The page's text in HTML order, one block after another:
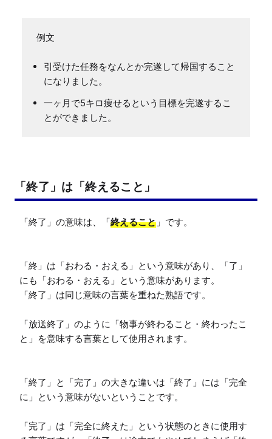
引受けた任務をなんとか完遂して帰国すること
になりました。
一ヶ月で5キロ痩せるという目標を完遂するこ
とができました。
「終了」は「終えること」
「終了」の意味は、「終えること 」です。
「終」は「おわる・おえる」という意味があり、「了」
にも「おわる・おえる」という意味があります。
「終了」は同じ意味の言葉を重ねた熟語です。
「放送終了」のように「物事が終わること・終わったこ
と」を意味する言葉として使用されます。
「終了」と「完了」の大きな違いは「終了」には「完全
に」という意味がないということです。
「完了」は「完全に終えた」という状態のときに使用す